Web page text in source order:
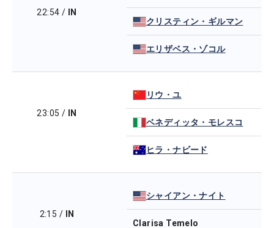
22:54 / IN
クリスティン・ギルマン
エリザベス・ゾコル
23:05 / IN
リウ・ユ
ベネディッタ・モレスコ
ヒラ・ナビード
2:15 / IN
シャイアン・ナイト
Clarisa Temelo